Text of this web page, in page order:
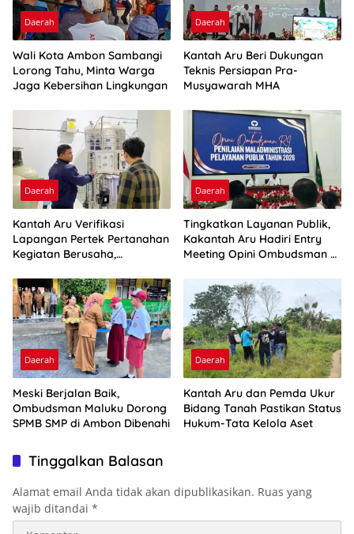
Daerah
Wali Kota Ambon Sambangi
Lorong Tahu, Minta Warga
Jaga Kebersihan Lingkungan
Daerah
Kantah Aru Beri Dukungan
Teknis Persiapan Pra-
Musyawarah MHA
Daerah
Kantah Aru Verifikasi
Lapangan Pertek Pertanahan
Kegiatan Berusaha,
Daerah
Tingkatkan Layanan Publik,
Kakantah Aru Hadiri Entry
Meeting Opini Ombudsman RI
Daerah
Meski Berjalan Baik,
Ombudsman Maluku Dorong
SPMB SMP di Ambon Dibenahi
Daerah
Kantah Aru dan Pemda Ukur
Bidang Tanah Pastikan Status
Hukum-Tata Kelola Aset
Tinggalkan Balasan
Alamat email Anda tidak akan dipublikasikan. Ruas yang
wajib ditandai *